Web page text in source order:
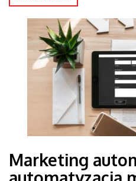
Marketing